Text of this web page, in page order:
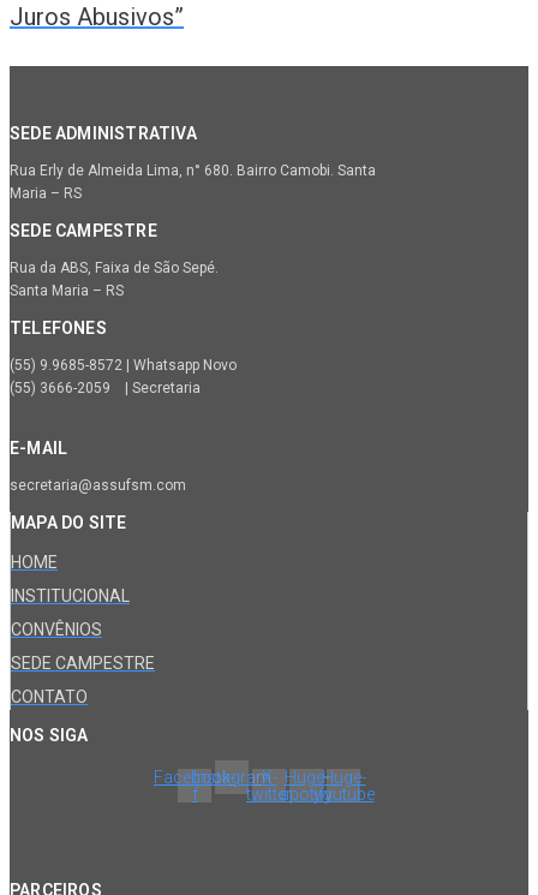
Juros Abusivos”
SEDE ADMINISTRATIVA
Rua Erly de Almeida Lima, n° 680. Bairro Camobi. Santa
Maria – RS
SEDE CAMPESTRE
Rua da ABS, Faixa de São Sepé.
Santa Maria – RS
TELEFONES
(55) 9.9685-8572 | Whatsapp Novo
(55) 3666-2059 | Secretaria
E-MAIL
secretaria@assufsm.com
MAPA DO SITE
HOME
INSTITUCIONAL
CONVÊNIOS
SEDE CAMPESTRE
CONTATO
NOS SIGA
Facebook-
f
InstagramX-
twitter
Huge-
spotify
Huge-
youtube
PARCEIROS